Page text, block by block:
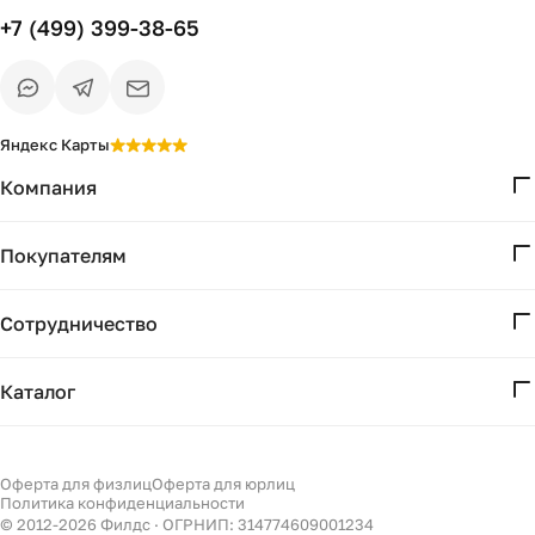
Компания
Проекты
Покупателям
Доставка и оплата
Сотрудничество
Бизнесу
Филдс в Дзене ↗
Каталог
Светильники
Декор
+7 (499) 399-38-65
Яндекс Карты
© 2012-2026 Филдс · ОГРНИП: 314774609001234
Оферта для физлицОферта для юрлиц
Политика конфиденциальности